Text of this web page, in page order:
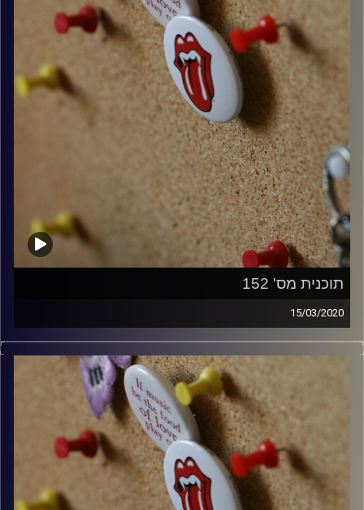
תוכנית מס' 152
15/03/2020
קלאסיקות רוק עם אורן הוף.
włodi